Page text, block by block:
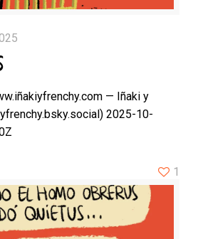
— Iñaki y
2025-10-
1